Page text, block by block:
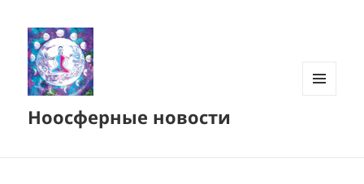
Ноосферные новости